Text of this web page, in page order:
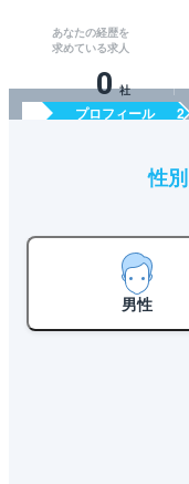
あなたの経歴を
求めている求人
0 社
プロフィール
性別
男性